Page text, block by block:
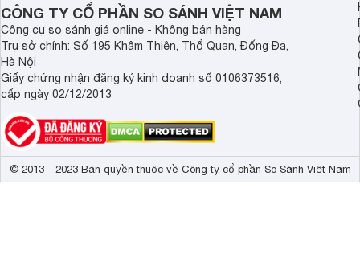
CÔNG TY CỔ PHẦN SO SÁNH VIỆT NAM
Công cụ so sánh giá online - Không bán hàng
Trụ sở chính: Số 195 Khâm Thiên, Thổ Quan, Đống Đa,
Hà Nội
Giấy chứng nhận đăng ký kinh doanh số 0106373516,
cấp ngày 02/12/2013
© 2013 - 2023 Bản quyền thuộc về Công ty cổ phần So Sánh Việt Nam